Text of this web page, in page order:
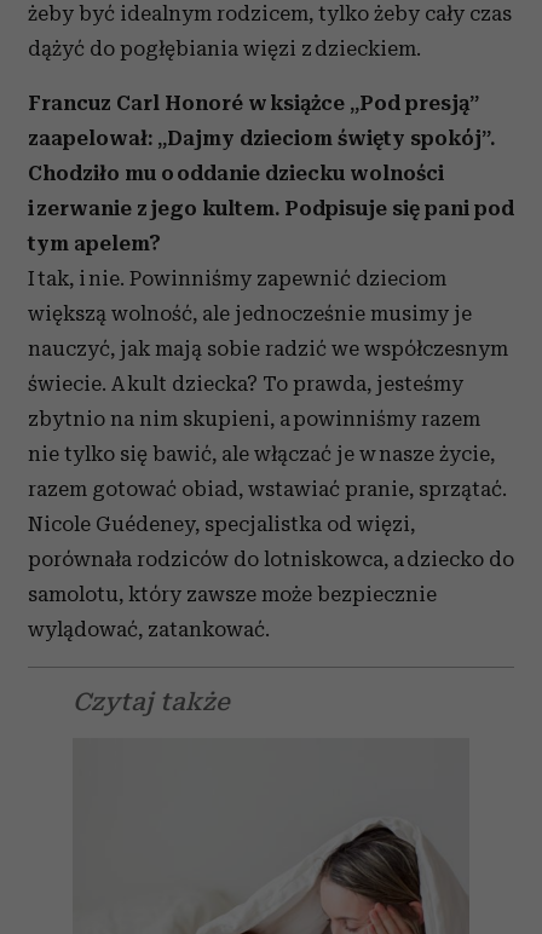
żeby być idealnym rodzicem, tylko żeby cały czas
dążyć do pogłębiania więzi z dzieckiem.
Francuz Carl Honoré w książce „Pod presją”
zaapelował: „Dajmy dzieciom święty spokój”.
Chodziło mu o oddanie dziecku wolności
i zerwanie z jego kultem. Podpisuje się pani pod
tym apelem?
I tak, i nie. Powinniśmy zapewnić dzieciom
większą wolność, ale jednocześnie musimy je
nauczyć, jak mają sobie radzić we współczesnym
świecie. A kult dziecka? To prawda, jesteśmy
zbytnio na nim skupieni, a powinniśmy razem
nie tylko się bawić, ale włączać je w nasze życie,
razem gotować obiad, wstawiać pranie, sprzątać.
Nicole Guédeney, specjalistka od więzi,
porównała rodziców do lotniskowca, a dziecko do
samolotu, który zawsze może bezpiecznie
wylądować, zatankować.
Czytaj także